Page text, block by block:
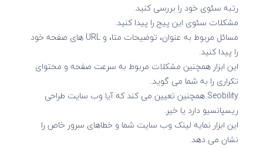
رتبه سئوی خود را بررسی کنید.
مشکلات سئوی این پیج را پیدا کنید.
مسائل مربوط به عنوان، توضیحات متا، و URL های صفحه خود
را پیدا کنید.
این ابزار همچنین مشکلات مربوط به سرعت صفحه و محتوای
تکراری را به شما می گوید.
Seobility همچنین تعیین می کند که آیا وب سایت طراحی
ریسپانسیو دارد یا خیر.
این ابزار نمایه لینک وب سایت شما و خطاهای سرور خاص را
نشان می دهد.